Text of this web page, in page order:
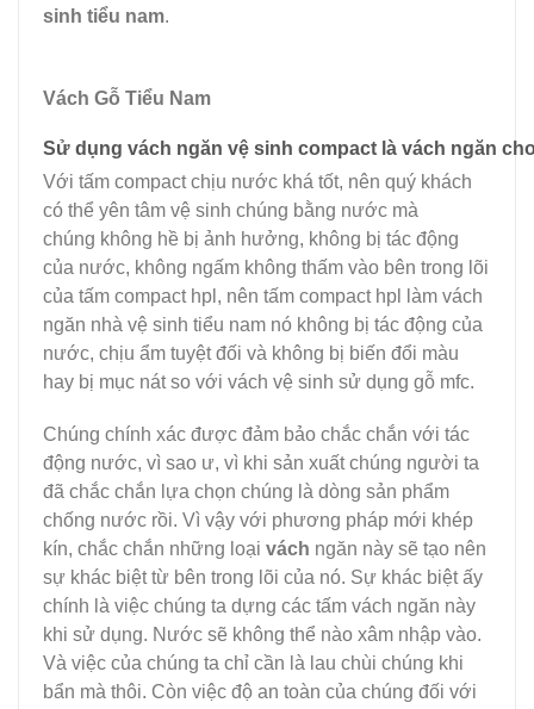
sinh tiểu nam.
Vách Gỗ Tiểu Nam
Sử dụng vách ngăn vệ sinh compact là vách ngăn
Với tấm compact chịu nước khá tốt, nên quý khách
có thể yên tâm vệ sinh chúng bằng nước mà
chúng không hề bị ảnh hưởng, không bị tác động
của nước, không ngấm không thấm vào bên trong lõi
của tấm compact hpl, nên tấm compact hpl làm vách
ngăn nhà vệ sinh tiểu nam nó không bị tác động của
nước, chịu ẩm tuyệt đối và không bị biến đổi màu
hay bị mục nát so với vách vệ sinh sử dụng gỗ mfc.
Chúng chính xác được đảm bảo chắc chắn với tác
động nước, vì sao ư, vì khi sản xuất chúng người ta
đã chắc chắn lựa chọn chúng là dòng sản phẩm
chống nước rồi. Vì vậy với phương pháp mới khép
kín, chắc chắn những loại vách ngăn này sẽ tạo nên
sự khác biệt từ bên trong lõi của nó. Sự khác biệt ấy
chính là việc chúng ta dựng các tấm vách ngăn này
khi sử dụng. Nước sẽ không thể nào xâm nhập vào.
Và việc của chúng ta chỉ cần là lau chùi chúng khi
bẩn mà thôi. Còn việc độ an toàn của chúng đối với